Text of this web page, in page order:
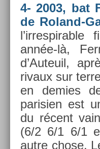
4- 2003, bat
de Roland-
année-là,
d’Auteuil,
rivaux sur
en de­m­ies
parisi­en est
du récent
(6/2 6/1 6/1
autre chose.